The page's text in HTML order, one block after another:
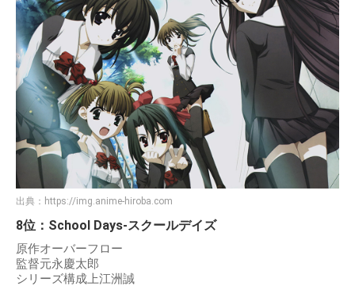
出典： https://img.anime-hiroba.com
8位：School Days-スクールデイズ
原作オーバーフロー
監督元永慶太郎
シリーズ構成上江洲誠